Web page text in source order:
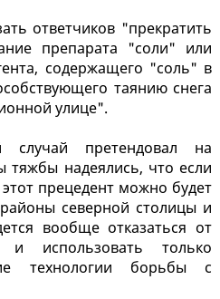
ответчиков "прекратить
препарата "соли" или
содержащего "соль" в
таянию снега
улице".
претендовал на
надеялись, что если
прецедент можно будет
северной столицы и
вообще отказаться от
и использовать только
технологии борьбы с